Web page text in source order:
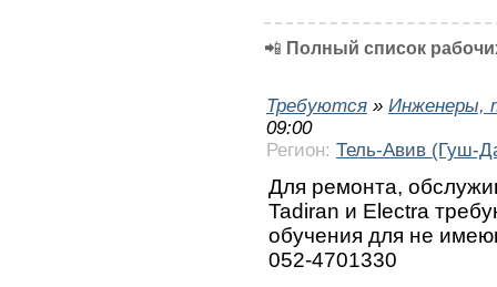
📲 Полный список
Требуются » Инженеры,
09:00
Регион: Тель-Авив (Гуш-
Для ремонта,
Tadiran и Electra
обучения для не
052-4701330